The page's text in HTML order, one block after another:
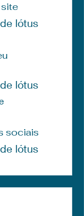
lótus
lótus
sociais
lótus